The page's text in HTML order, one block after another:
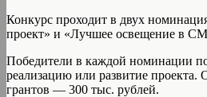
Конкурс проходит в двух
проект» и «Лучшее освещение в
Победители в каждой номинации
реализацию или развитие
грантов — 300 тыс. рублей.